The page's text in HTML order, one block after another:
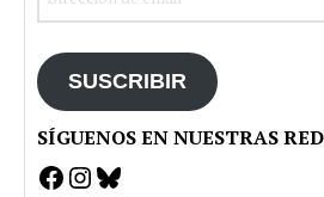
SUSCRIBIR
SÍGUENOS EN NUESTRAS
Facebook
Instagram
Bluesky